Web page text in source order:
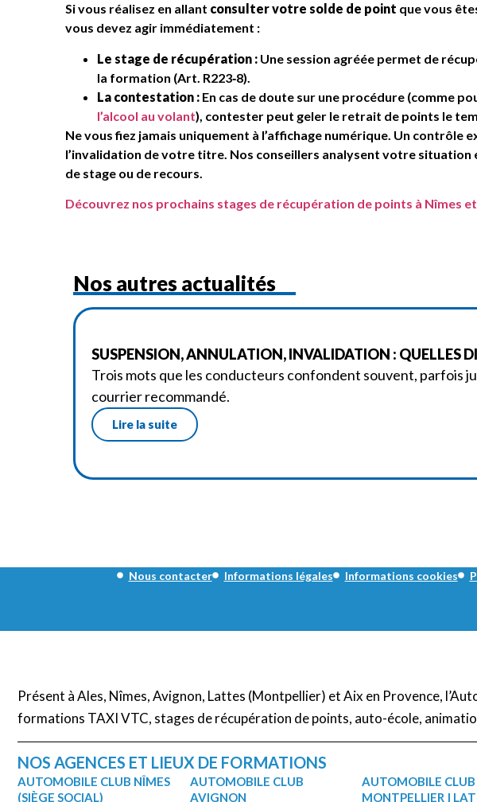
Si vous réalisez en allant consulter votre solde de point que vous
vous devez agir immédiatement :
Le stage de récupération : Une session agréée permet de
la formation (Art. R223‑8).
La contestation : En cas de doute sur une procédure (comme
l’alcool au volant), contester peut geler le retrait de points le
Ne vous fiez jamais uniquement à l’affichage numérique. Un
l’invalidation de votre titre. Nos conseillers analysent votre situation
de stage ou de recours.
Découvrez nos prochains stages de récupération de points à Nîmes
Nos autres actualités
SUSPENSION, ANNULATION, INVALIDATION : QUELLES
Trois mots que les conducteurs confondent souvent, parfois
courrier recommandé.
Lire la suite
Nous contacter Informations légales Informations cookies
Présent à Ales, Nîmes, Avignon, Lattes (Montpellier) et Aix en Provence,
formations TAXI VTC, stages de récupération de points, auto-école,
NOS AGENCES ET LIEUX DE FORMATIONS
AUTOMOBILE CLUB NÎMES
(SIÈGE SOCIAL)
AUTOMOBILE CLUB
AVIGNON
AUTOMOBILE CLUB
MONTPELLIER |